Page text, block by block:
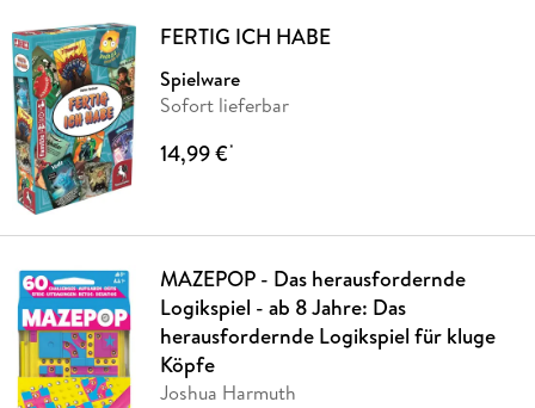
FERTIG ICH HABE
Spielware
Sofort lieferbar
14,99 €*
MAZEPOP - Das herausfordernde
Logikspiel - ab 8 Jahre: Das
herausfordernde Logikspiel für kluge
Köpfe
Joshua Harmuth